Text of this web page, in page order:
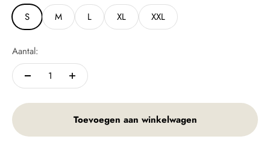
S
M L XL XXL
Aantal:
Toevoegen aan winkelwagen